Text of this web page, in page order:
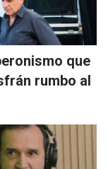
que
rumbo al